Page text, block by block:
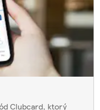
Clubcard, ktorý